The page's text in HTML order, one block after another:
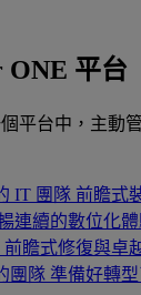
ONE 平台
平台中，主動
IT 團隊 前瞻式
連續的數位化
前瞻式修復與卓
團隊 準備好轉型